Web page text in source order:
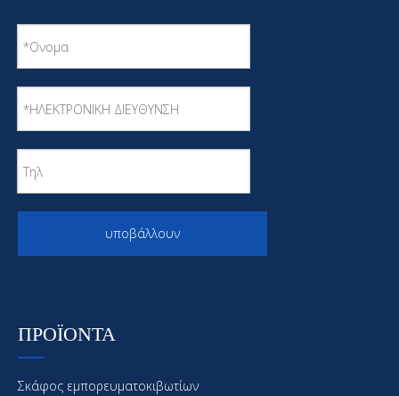
υποβάλλουν
ΠΡΟΪΟΝΤΑ
Σκάφος εμπορευματοκιβωτίων